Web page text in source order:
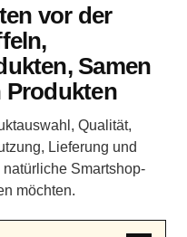
vor der
Samen
Produkten
Qualität,
Lieferung und
Smartshop-
möchten.